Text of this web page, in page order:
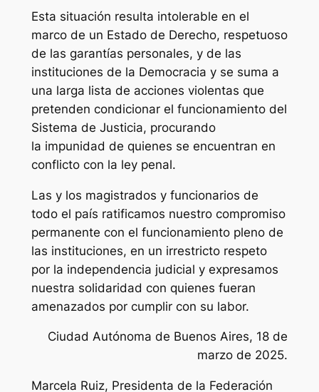
Esta situación resulta intolerable en el
marco de un Estado de Derecho, respetuoso
de las garantías personales, y de las
instituciones de la Democracia y se suma a
una larga lista de acciones violentas que
pretenden condicionar el funcionamiento del
Sistema de Justicia, procurando
la impunidad de quienes se encuentran en
conflicto con la ley penal.
Las y los magistrados y funcionarios de
todo el país ratificamos nuestro compromiso
permanente con el funcionamiento pleno de
las instituciones, en un irrestricto respeto
por la independencia judicial y expresamos
nuestra solidaridad con quienes fueran
amenazados por cumplir con su labor.
Ciudad Autónoma de Buenos Aires, 18 de
marzo de 2025.
Marcela Ruiz, Presidenta de la Federación